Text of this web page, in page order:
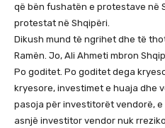
që bën fushatën e protestave në
protestat në Shqipëri.
Dikush mund të ngrihet dhe të
Ramën. Jo, Ali Ahmeti mbron
Po goditet. Po goditet dega
kryesore, investimet e huaja dhe
pasoja për investitorët vendorë, e
asnjë investitor vendor nuk